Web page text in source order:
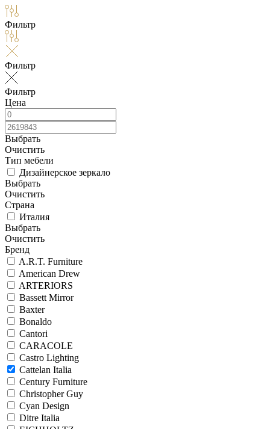
Фильтр
Фильтр
Фильтр
Цена
Выбрать
Очистить
Тип мебели
Дизайнерское зеркало
Выбрать
Очистить
Страна
Италия
Выбрать
Очистить
Бренд
A.R.T. Furniture
American Drew
ARTERIORS
Bassett Mirror
Baxter
Bonaldo
Cantori
CARACOLE
Castro Lighting
Cattelan Italia
Century Furniture
Christopher Guy
Cyan Design
Ditre Italia